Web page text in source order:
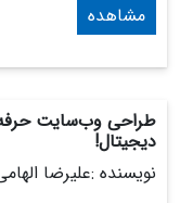
مشاهده
طراحی وب‌سایت
دیجیتال!
نویسنده :علیرضا